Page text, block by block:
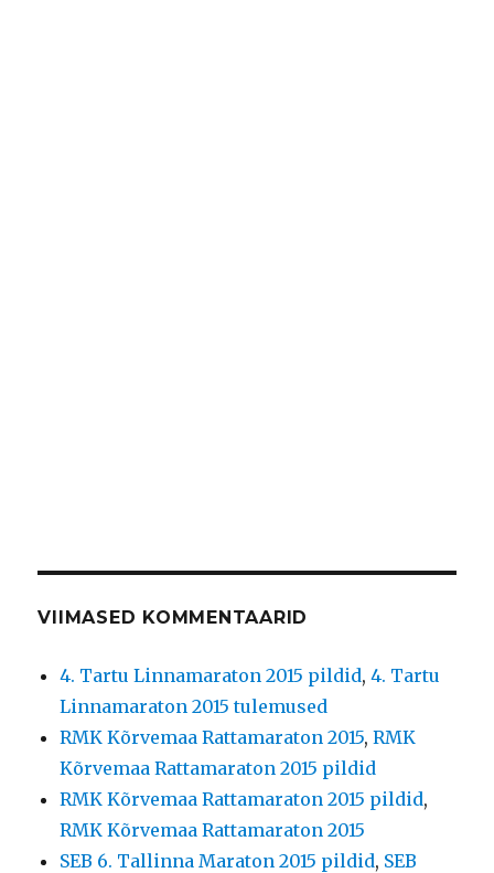
VIIMASED KOMMENTAARID
4. Tartu Linnamaraton 2015 pildid,4. Tartu
Linnamaraton 2015 tulemused
RMK Kõrvemaa Rattamaraton 2015,RMK
Kõrvemaa Rattamaraton 2015 pildid
RMK Kõrvemaa Rattamaraton 2015 pildid,
RMK Kõrvemaa Rattamaraton 2015
SEB 6. Tallinna Maraton 2015 pildid, SEB